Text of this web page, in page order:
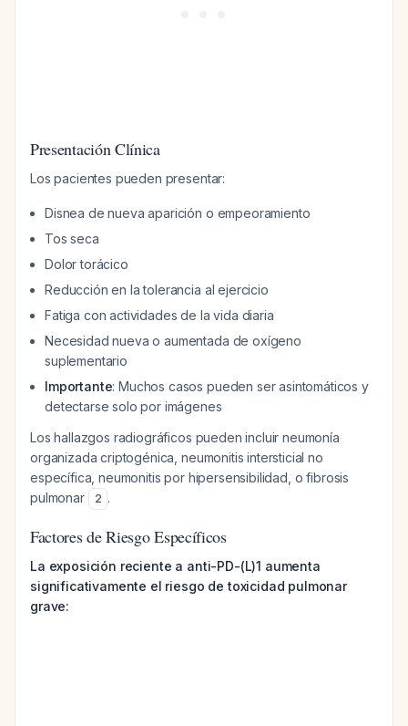
Presentación Clínica
Los pacientes pueden presentar:
Disnea de nueva aparición o empeoramiento
Tos seca
Dolor torácico
Reducción en la tolerancia al ejercicio
Fatiga con actividades de la vida diaria
Necesidad nueva o aumentada de oxígeno
suplementario
Importante: Muchos casos pueden ser asintomáticos y
detectarse solo por imágenes
Los hallazgos radiográficos pueden incluir neumonía
organizada criptogénica, neumonitis intersticial no
específica, neumonitis por hipersensibilidad, o fibrosis
pulmonar
2 .
Factores de Riesgo Específicos
La exposición reciente a anti-PD-(L)1 aumenta
significativamente el riesgo de toxicidad pulmonar
grave: